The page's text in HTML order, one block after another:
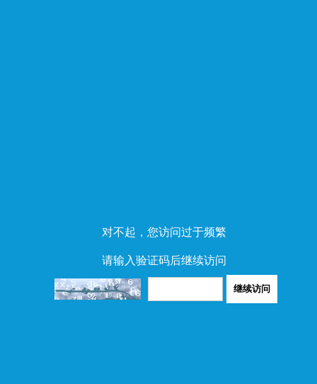
对不起，您访问过于频繁
请输入验证码后继续访问
继续访问